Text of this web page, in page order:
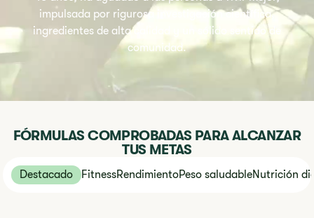
impulsada por rigurosa investigación científica,
ingredientes de alta calidad y un sólido sentido de
comunidad.
FÓRMULAS COMPROBADAS PARA ALCANZAR
TUS METAS
Destacado FitnessRendimientoPeso saludableNutrición